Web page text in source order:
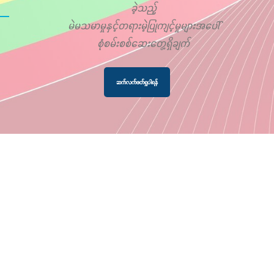
ခဲ့သည့်
မဲမသမာမှုနှင့်တရားမဲ့ပြုကျင့်မှုများအပေါ်
စုံစမ်းစစ်ဆေးတွေ့ရှိချက်
ဆက်လက်ဖတ်ရှုပါရန်